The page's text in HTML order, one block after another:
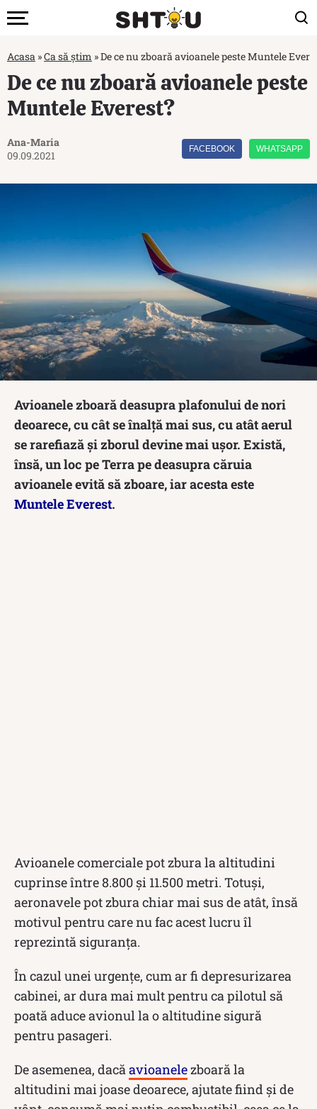
Acasa »Ca să știm »De ce nu zboară avioanele peste Muntele
De ce nu zboară avioanele peste
Muntele Everest?
Ana-Maria
09.09.2021
FACEBOOK WHATSAPP
Avioanele zboară deasupra plafonului de nori
deoarece, cu cât se înalță mai sus, cu atât aerul
se rarefiază și zborul devine mai ușor. Există,
însă, un loc pe Terra pe deasupra căruia
avioanele evită să zboare, iar acesta este
Muntele Everest.
Avioanele comerciale pot zbura la altitudini
cuprinse între 8.800 și 11.500 metri. Totuși,
aeronavele pot zbura chiar mai sus de atât, însă
motivul pentru care nu fac acest lucru îl
reprezintă siguranța.
În cazul unei urgențe, cum ar fi depresurizarea
cabinei, ar dura mai mult pentru ca pilotul să
poată aduce avionul la o altitudine sigură
pentru pasageri.
De asemenea, dacă avioanelezboară la
altitudini mai joase deoarece, ajutate fiind și de